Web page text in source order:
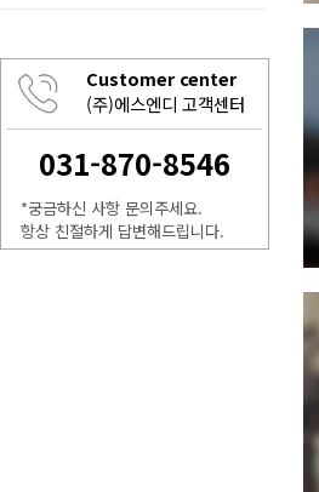
Customer center
(주)에스엔디 고객센터
031-870-8546
*궁금하신 사항 문의주세요.
항상 친절하게 답변해드립니다.